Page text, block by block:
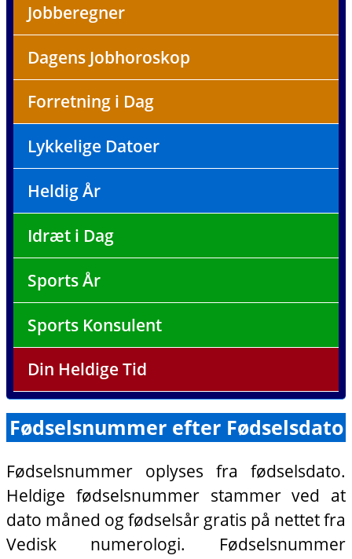
Jobberegner
Dagens Jobhoroskop
Forretning i Dag
Lykkelige Datoer
Heldig År
Idræt i Dag
Sports År
Sports Konsulent
Din Heldige Tid
Fødselsnummer efter Fødselsdato
Fødselsnummer oplyses fra fødselsdato.
Heldige fødselsnummer stammer ved at
dato måned og fødselsår gratis på nettet fra
Vedisk numerologi. Fødselsnummer